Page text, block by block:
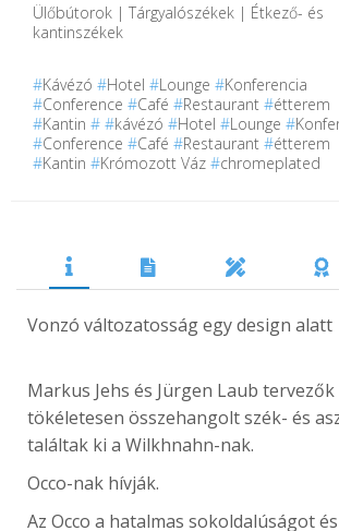
Ülőbútorok | Tárgyalószékek | Étkező- és
kantinszékek
#Kávézó #Hotel #Lounge #Konferencia
#Conference #Café #Restaurant #étterem
#Kantin # #kávézó #Hotel #Lounge #
#Conference #Café #Restaurant #étterem
#Kantin #Krómozott Váz #chromeplated
Vonzó változatosság egy design alatt
Markus Jehs és Jürgen Laub tervezők
tökéletesen összehangolt szék- és
találtak ki a Wilkhnahn-nak.
Occo-nak hívják.
Az Occo a hatalmas sokoldalúságot